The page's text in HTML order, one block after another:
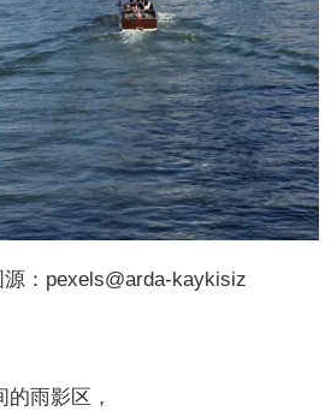
：pexels@arda-kaykisiz
雨影区，